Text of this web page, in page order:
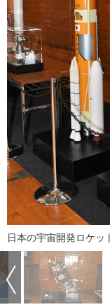
日本の宇宙開発ロケッ